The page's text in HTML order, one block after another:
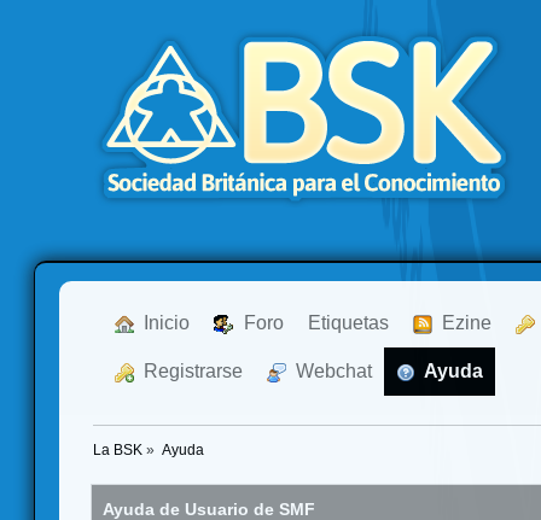
Inicio Foro Etiquetas Ezine
Registrarse Webchat Ayuda
La BSK » Ayuda
Ayuda de Usuario de SMF